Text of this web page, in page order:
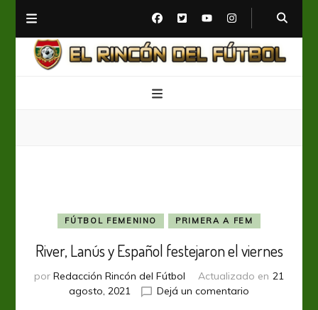
FÚTBOL FEMENINO PRIMERA A FEM
River, Lanús y Español festejaron el viernes
por Redacción Rincón del Fútbol Actualizado en 21
agosto, 2021
Dejá un comentario